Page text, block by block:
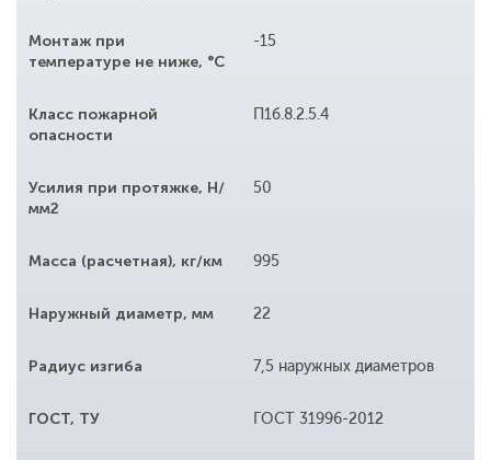
Монтаж при
температуре не ниже, °С
-15
Класс пожарной
опасности
П1б.8.2.5.4
Усилия при протяжке, Н/
мм2
50
Масса (расчетная), кг/км 995
Наружный диаметр, мм 22
Радиус изгиба 7,5 наружных диаметров
ГОСТ, ТУ ГОСТ 31996-2012